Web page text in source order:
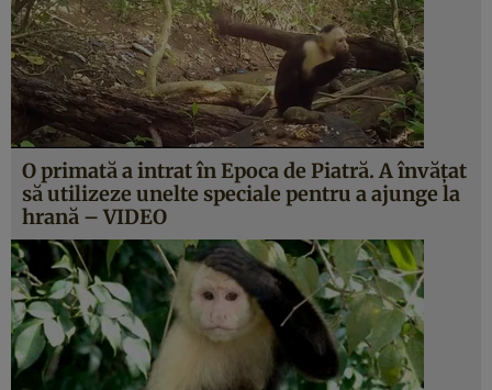
O primată a intrat în Epoca de Piatră. A învăţat
să utilizeze unelte speciale pentru a ajunge la
hrană – VIDEO